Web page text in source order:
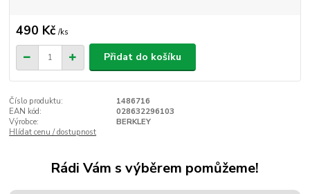
490 Kč /ks
Přidat do košíku
Číslo produktu:
1486716
EAN kód:
028632296103
Výrobce:
BERKLEY
Hlídat cenu / dostupnost
Rádi Vám s výběrem pomůžeme!